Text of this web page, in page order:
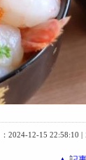
2024-12-15 22:58:10 |